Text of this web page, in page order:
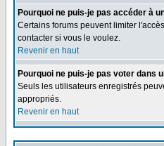
Pourquoi ne puis-je pas accéder à
Certains forums peuvent limiter
contacter si vous le voulez.
Revenir en haut
Pourquoi ne puis-je pas voter dans
Seuls les utilisateurs enregistrés
appropriés.
Revenir en haut